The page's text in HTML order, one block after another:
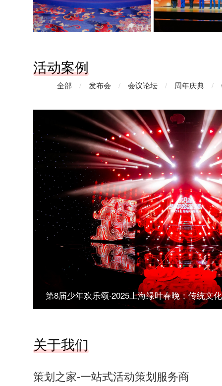
活动案例
全部 / 发布会 / 会议论坛 / 周年庆典 /
第8届少年欢乐颂·2025上海绿叶春晚：传统文
晚会
关于我们
策划之家-一站式活动策划服务商